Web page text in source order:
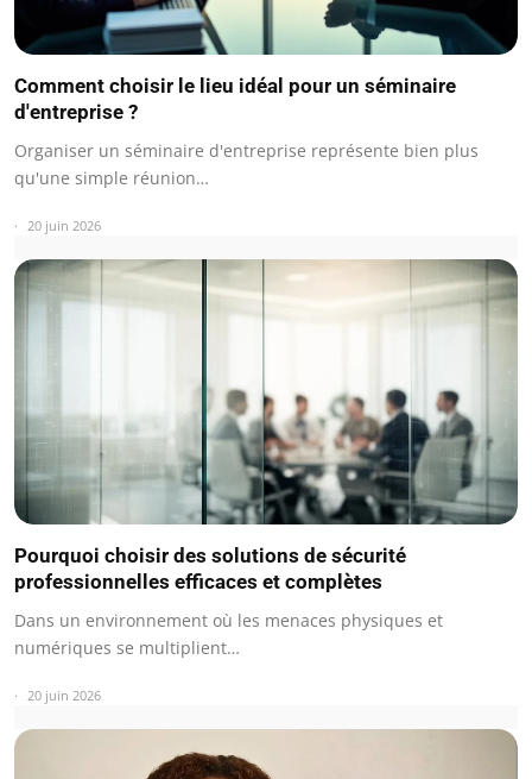
Comment choisir le lieu idéal pour un séminaire
d'entreprise ?
Organiser un séminaire d'entreprise représente bien plus
qu'une simple réunion…
20 juin 2026
Pourquoi choisir des solutions de sécurité
professionnelles efficaces et complètes
Dans un environnement où les menaces physiques et
numériques se multiplient…
20 juin 2026